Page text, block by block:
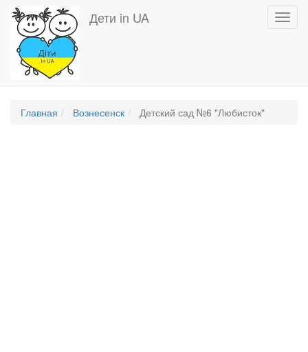
Перейти
основному
содержанию
Дети in UA
Главная Вознесенск Детский сад №6 "Любисток"